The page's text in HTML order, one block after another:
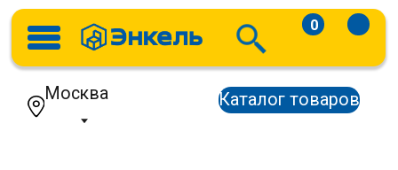
Каталог товаров
Москва